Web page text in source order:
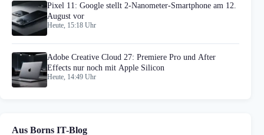
Pixel 11: Google stellt 2-Nanometer-Smartphone am 12.
August vor
Heute, 15:18 Uhr
Adobe Creative Cloud 27: Premiere Pro und After
Effects nur noch mit Apple Silicon
Heute, 14:49 Uhr
Aus Borns IT-Blog